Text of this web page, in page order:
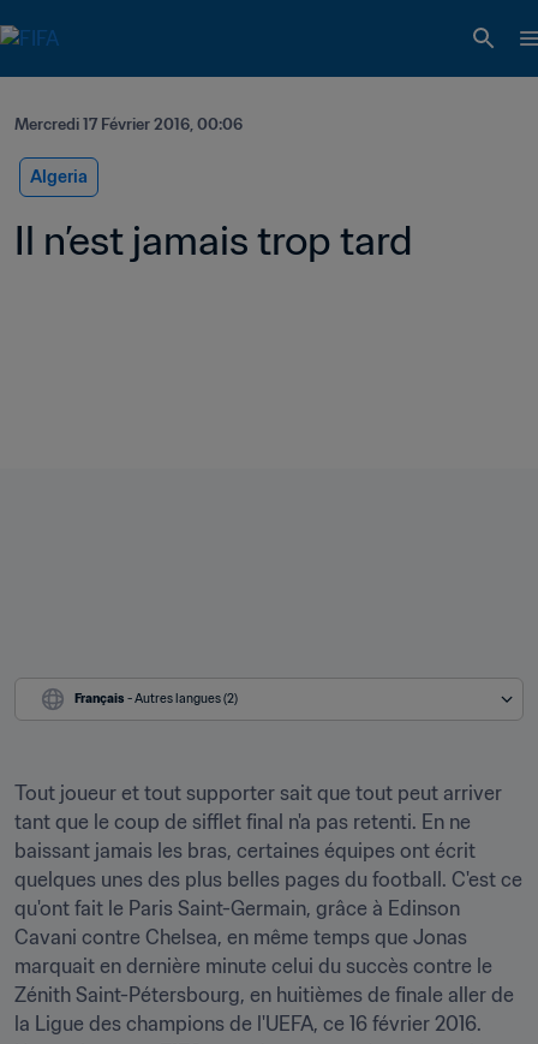
Mercredi 17 Février 2016, 00:06
Algeria
Il n’est jamais trop tard
Français - Autres langues (2)
Tout joueur et tout supporter sait que tout peut arriver
tant que le coup de sifflet final n'a pas retenti. En ne
baissant jamais les bras, certaines équipes ont écrit
quelques unes des plus belles pages du football. C'est ce
qu'ont fait le Paris Saint-Germain, grâce à Edinson
Cavani contre Chelsea, en même temps que Jonas
marquait en dernière minute celui du succès contre le
Zénith Saint-Pétersbourg, en huitièmes de finale aller de
la Ligue des champions de l'UEFA, ce 16 février 2016.